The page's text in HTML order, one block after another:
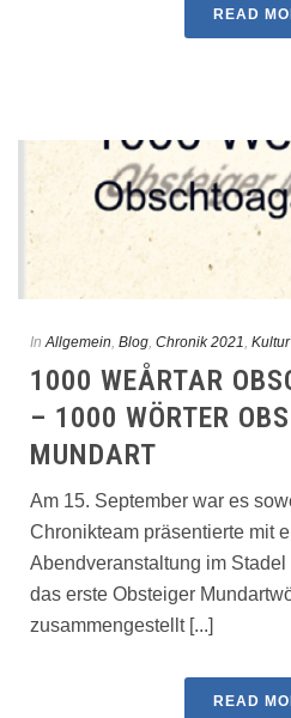
READ
In Allgemein, Blog, Chronik 2021, Kultur
1000 WEÅRTAR
– 1000 WÖRTER
MUNDART
Am 15. September war es
Chronikteam präsentierte mit
Abendveranstaltung im
das erste Obsteiger
zusammengestellt [...]
READ